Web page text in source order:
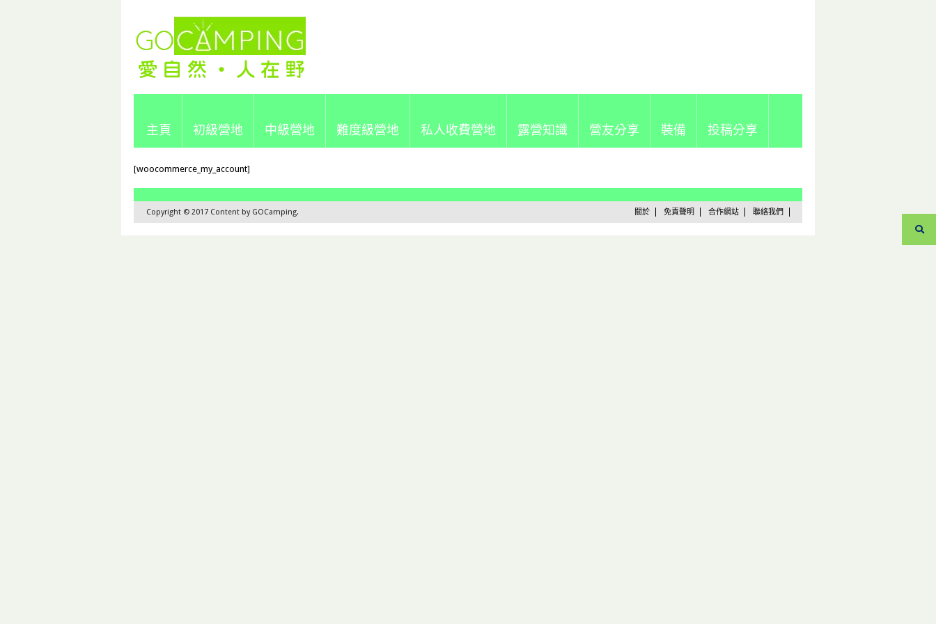
主頁 初級營地 中級營地 難度級營地 私人收費營地 露營知識 營友分享 裝備 投稿分享
[woocommerce_my_account]
Copyright © 2017 Content by GOCamping. 關於 免責聲明 合作網站 聯絡我們